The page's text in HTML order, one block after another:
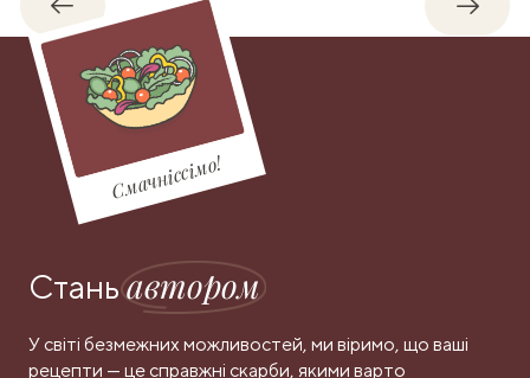
Назад
Смачніссімо!
Станьавтором
У світі безмежних можливостей, ми віримо, що ваші
рецепти — це справжні скарби, якими варто